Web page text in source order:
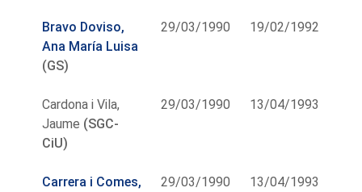
Bravo Doviso,
Ana María Luisa
(GS)
29/03/1990 19/02/1992
Cardona i Vila,
Jaume (SGC-
CiU)
29/03/1990 13/04/1993
Carrera i Comes,
29/03/1990 13/04/1993